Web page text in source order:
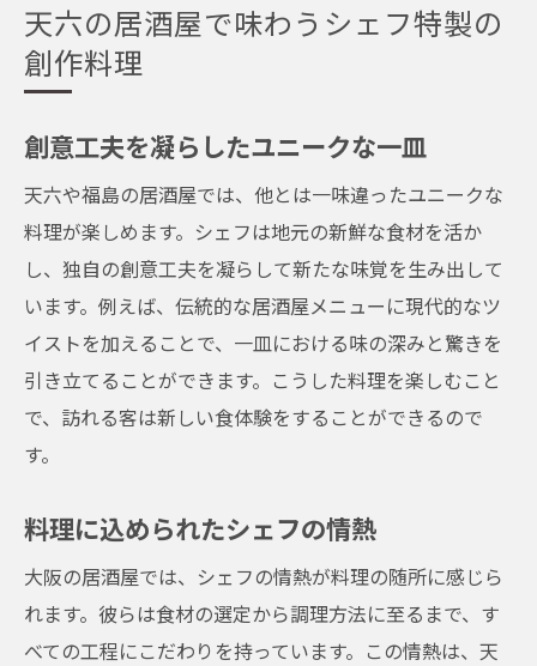
天六の居酒屋で味わうシェフ特製の
創作料理
創意工夫を凝らしたユニークな一皿
天六や福島の居酒屋では、他とは一味違ったユニークな
料理が楽しめます。シェフは地元の新鮮な食材を活か
し、独自の創意工夫を凝らして新たな味覚を生み出して
います。例えば、伝統的な居酒屋メニューに現代的なツ
イストを加えることで、一皿における味の深みと驚きを
引き立てることができます。こうした料理を楽しむこと
で、訪れる客は新しい食体験をすることができるので
す。
料理に込められたシェフの情熱
大阪の居酒屋では、シェフの情熱が料理の随所に感じら
れます。彼らは食材の選定から調理方法に至るまで、す
べての工程にこだわりを持っています。この情熱は、天